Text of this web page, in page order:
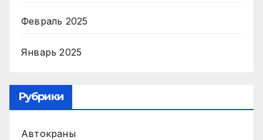
Февраль 2025
Январь 2025
Рубрики
Автокраны